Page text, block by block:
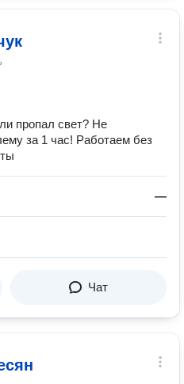
пропал свет? Не
за 1 час! Работаем без
—
Чат